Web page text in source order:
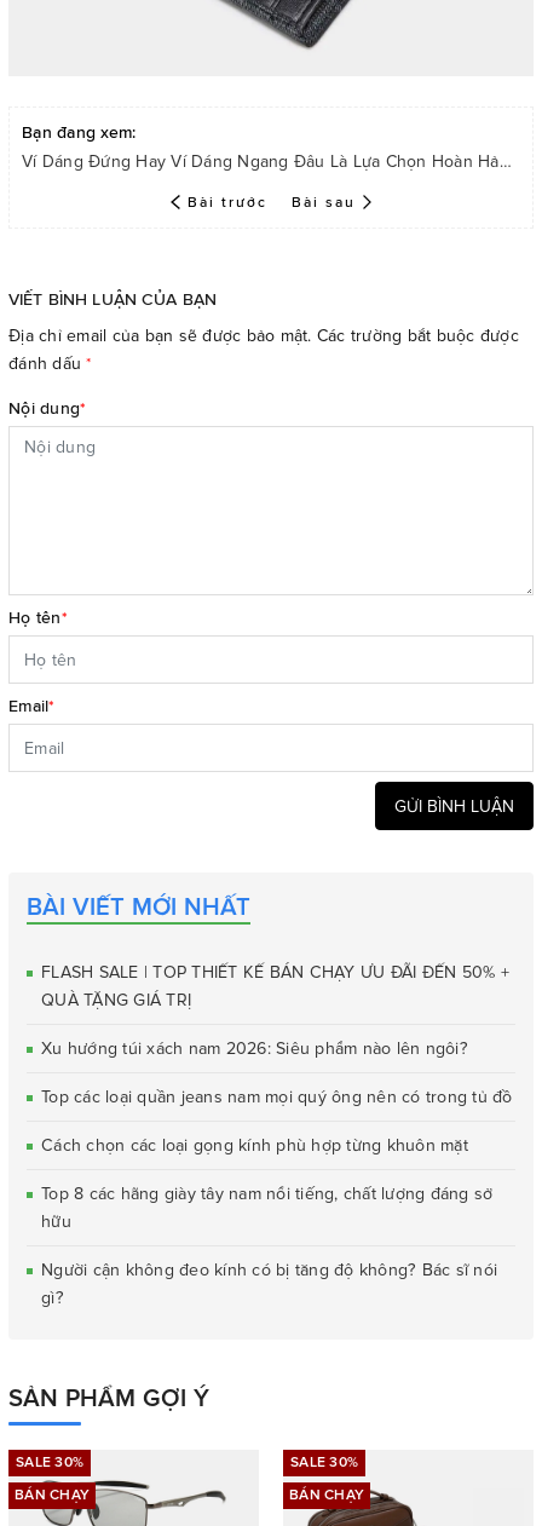
Bạn đang xem:
Ví Dáng Đứng Hay Ví Dáng Ngang Đâu Là Lựa Chọn Hoàn Hảo Cho Quý Ông Hiện Đại
Bài trước Bài sau
VIẾT BÌNH LUẬN CỦA BẠN
Địa chỉ email của bạn sẽ được bảo mật. Các trường bắt buộc được
đánh dấu*
Nội dung*
Họ tên*
Email*
GỬI BÌNH LUẬN
BÀI VIẾT MỚI NHẤT
FLASH SALE | TOP THIẾT KẾ BÁN CHẠY ƯU ĐÃI ĐẾN 50% +
QUÀ TẶNG GIÁ TRỊ
Xu hướng túi xách nam 2026: Siêu phẩm nào lên ngôi?
Top các loại quần jeans nam mọi quý ông nên có trong tủ đồ
Cách chọn các loại gọng kính phù hợp từng khuôn mặt
Top 8 các hãng giày tây nam nổi tiếng, chất lượng đáng sở
hữu
Người cận không đeo kính có bị tăng độ không? Bác sĩ nói
gì?
SẢN PHẨM GỢI Ý
SALE 30%
BÁN CHẠY
SALE 30%
BÁN CHẠY